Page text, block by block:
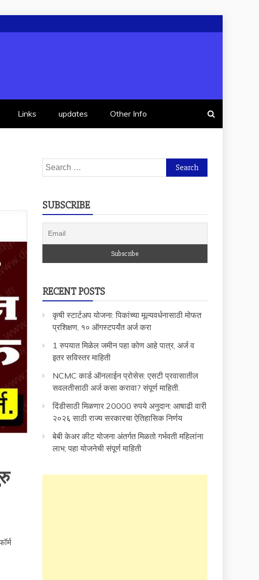
Links updates Other Info
Search
for:
SUBSCRIBE
RECENT POSTS
कृषी स्टार्टअप योजना: पिकांच्या मूल्यवर्धनासाठी मोफत
प्रशिक्षण, १० ऑगस्टपर्यंत अर्ज करा
1 रुपयात मिळेल जमीन पहा कोण आहे पात्र, अर्ज व
इतर सविस्तर माहिती
NCMC कार्ड ऑनलाईन प्रोसेस: एसटी प्रवासातील
सवलतीसाठी अर्ज कसा करावा? संपूर्ण माहिती.
दिंडीसाठी मिळणार 20000 रुपये अनुदान: आषाढी वारी
२०२६ साठी राज्य सरकारचा ऐतिहासिक निर्णय
बेबी केअर कीट योजना अंतर्गत मिळतो गर्भवती महिलांना
लाभ; पहा योजनेची संपूर्ण माहिती